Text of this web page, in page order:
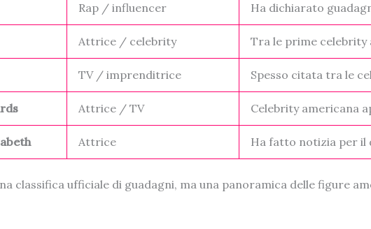
Rap / influencer Ha dichiarato
Attrice / celebrity Tra le prime celebrity
TV / imprenditrice Spesso citata tra le
Attrice / TV Celebrity americana
Attrice Ha fatto notizia per il
classifica ufficiale di guadagni, ma una panoramica delle figure